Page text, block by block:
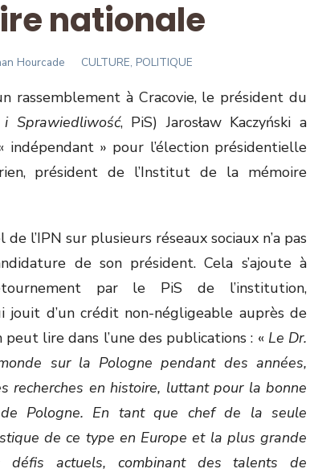
nationale
Hourcade CULTURE, POLITIQUE
rassemblement à Cracovie, le président du
Sprawiedliwość, PiS) Jarosław Kaczyński a
indépendant » pour l’élection présidentielle
président de l’Institut de la mémoire
l’IPN sur plusieurs réseaux sociaux n’a pas
de son président. Cela s’ajoute à
par le PiS de l’institution,
d’un crédit non-négligeable auprès de
lire dans l’une des publications : « Le Dr.
sur la Pologne pendant des années,
recherches en histoire, luttant pour la bonne
Pologne. En tant que chef de la seule
de ce type en Europe et la plus grande
actuels, combinant des talents de